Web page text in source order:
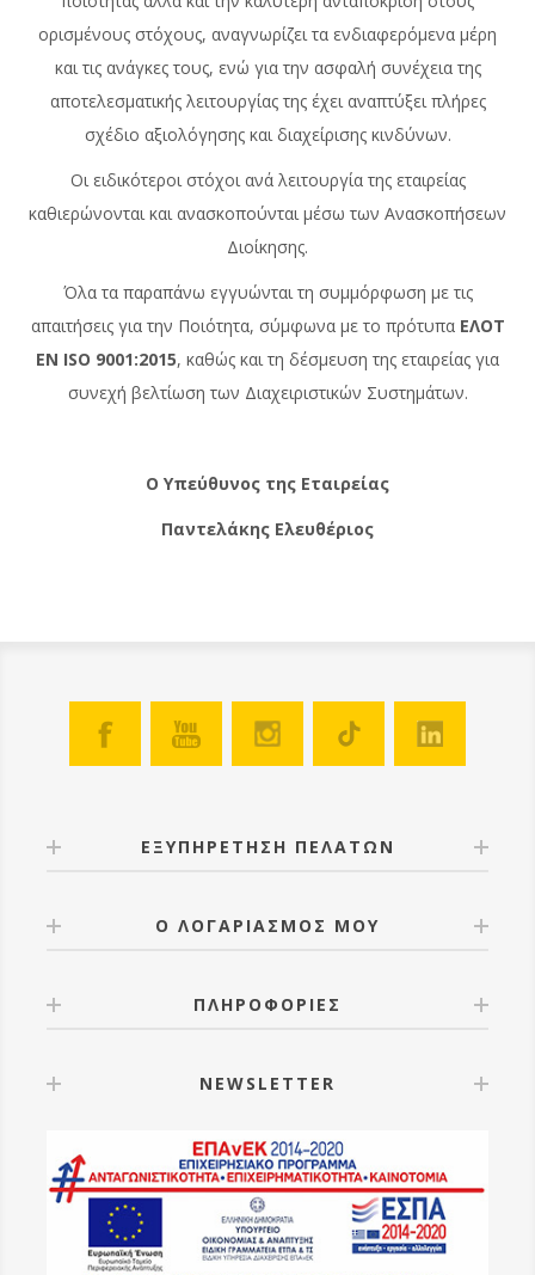
ορισμένους στόχους, αναγνωρίζει τα ενδιαφερόμενα μέρη
και τις ανάγκες τους, ενώ για την ασφαλή συνέχεια της
αποτελεσματικής λειτουργίας της έχει αναπτύξει πλήρες
σχέδιο αξιολόγησης και διαχείρισης κινδύνων.
Οι ειδικότεροι στόχοι ανά λειτουργία της εταιρείας
καθιερώνονται και ανασκοπούνται μέσω των Ανασκοπήσεων
Διοίκησης.
Όλα τα παραπάνω εγγυώνται τη συμμόρφωση με τις
απαιτήσεις για την Ποιότητα, σύμφωνα με το πρότυπα ΕΛΟΤ
ΕΝ ISO 9001:2015, καθώς και τη δέσμευση της εταιρείας για
συνεχή βελτίωση των Διαχειριστικών Συστημάτων.
Ο Υπεύθυνος της Εταιρείας
Παντελάκης Ελευθέριος
ΕΞΥΠΗΡΕΤΗΣΗ ΠΕΛΑΤΩΝ
Ο ΛΟΓΑΡΙΑΣΜΟΣ ΜΟΥ
ΠΛΗΡΟΦΟΡΙΕΣ
NEWSLETTER